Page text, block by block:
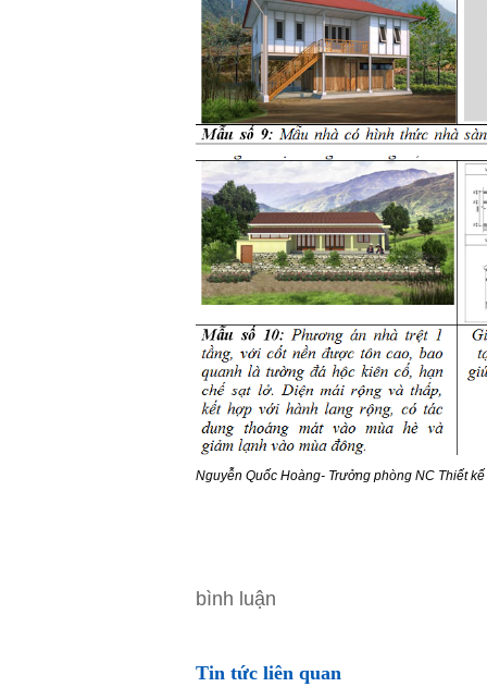
Nguyễn Quốc Hoàng- Trưởng phòng NC Thiết
bình luận
Tin tức liên quan